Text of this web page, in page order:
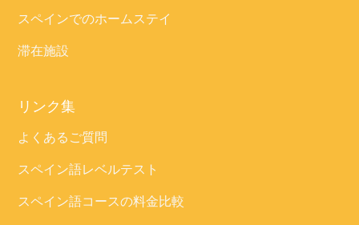
スペインでのホームステイ
滞在施設
リンク集
よくあるご質問
スペイン語レベルテスト
スペイン語コースの料金比較